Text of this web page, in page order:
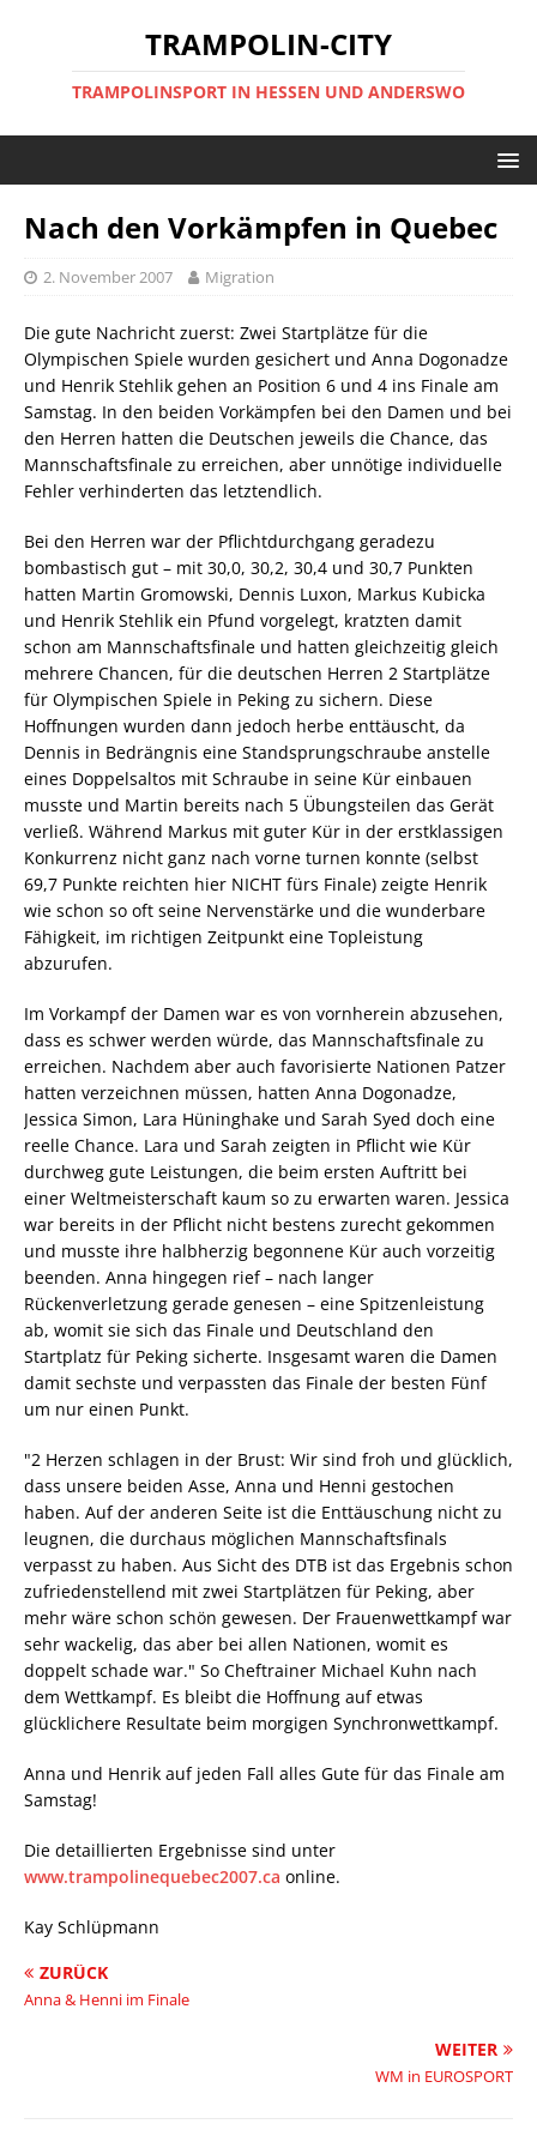
TRAMPOLIN-CITY
TRAMPOLINSPORT IN HESSEN UND ANDERSWO
Nach den Vorkämpfen in Quebec
2. November 2007 Migration
Die gute Nachricht zuerst: Zwei Startplätze für die
Olympischen Spiele wurden gesichert und Anna Dogonadze
und Henrik Stehlik gehen an Position 6 und 4 ins Finale am
Samstag. In den beiden Vorkämpfen bei den Damen und bei
den Herren hatten die Deutschen jeweils die Chance, das
Mannschaftsfinale zu erreichen, aber unnötige individuelle
Fehler verhinderten das letztendlich.
Bei den Herren war der Pflichtdurchgang geradezu
bombastisch gut – mit 30,0, 30,2, 30,4 und 30,7 Punkten
hatten Martin Gromowski, Dennis Luxon, Markus Kubicka
und Henrik Stehlik ein Pfund vorgelegt, kratzten damit
schon am Mannschaftsfinale und hatten gleichzeitig gleich
mehrere Chancen, für die deutschen Herren 2 Startplätze
für Olympischen Spiele in Peking zu sichern. Diese
Hoffnungen wurden dann jedoch herbe enttäuscht, da
Dennis in Bedrängnis eine Standsprungschraube anstelle
eines Doppelsaltos mit Schraube in seine Kür einbauen
musste und Martin bereits nach 5 Übungsteilen das Gerät
verließ. Während Markus mit guter Kür in der erstklassigen
Konkurrenz nicht ganz nach vorne turnen konnte (selbst
69,7 Punkte reichten hier NICHT fürs Finale) zeigte Henrik
wie schon so oft seine Nervenstärke und die wunderbare
Fähigkeit, im richtigen Zeitpunkt eine Topleistung
abzurufen.
Im Vorkampf der Damen war es von vornherein abzusehen,
dass es schwer werden würde, das Mannschaftsfinale zu
erreichen. Nachdem aber auch favorisierte Nationen Patzer
hatten verzeichnen müssen, hatten Anna Dogonadze,
Jessica Simon, Lara Hüninghake und Sarah Syed doch eine
reelle Chance. Lara und Sarah zeigten in Pflicht wie Kür
durchweg gute Leistungen, die beim ersten Auftritt bei
einer Weltmeisterschaft kaum so zu erwarten waren. Jessica
war bereits in der Pflicht nicht bestens zurecht gekommen
und musste ihre halbherzig begonnene Kür auch vorzeitig
beenden. Anna hingegen rief – nach langer
Rückenverletzung gerade genesen – eine Spitzenleistung
ab, womit sie sich das Finale und Deutschland den
Startplatz für Peking sicherte. Insgesamt waren die Damen
damit sechste und verpassten das Finale der besten Fünf
um nur einen Punkt.
"2 Herzen schlagen in der Brust: Wir sind froh und glücklich,
dass unsere beiden Asse, Anna und Henni gestochen
haben. Auf der anderen Seite ist die Enttäuschung nicht zu
leugnen, die durchaus möglichen Mannschaftsfinals
verpasst zu haben. Aus Sicht des DTB ist das Ergebnis schon
zufriedenstellend mit zwei Startplätzen für Peking, aber
mehr wäre schon schön gewesen. Der Frauenwettkampf war
sehr wackelig, das aber bei allen Nationen, womit es
doppelt schade war." So Cheftrainer Michael Kuhn nach
dem Wettkampf. Es bleibt die Hoffnung auf etwas
glücklichere Resultate beim morgigen Synchronwettkampf.
Anna und Henrik auf jeden Fall alles Gute für das Finale am
Samstag!
Die detaillierten Ergebnisse sind unter
www.trampolinequebec2007.ca online.
Kay Schlüpmann
ZURÜCK
Anna & Henni im Finale
WEITER
WM in EUROSPORT